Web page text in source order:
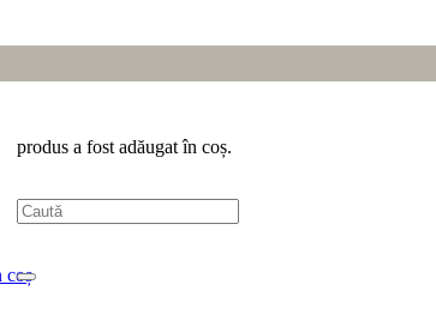
produs a fost adăugat în coș.
coș